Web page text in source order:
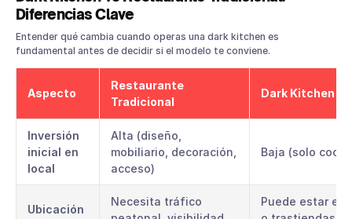
Diferencias Clave
Entender qué cambia cuando operas una dark kitchen es
fundamental antes de decidir si el modelo te conviene.
Aspecto
Restaurante
Tradicional
Dark Kitchen
Inversión
inicial en
local
Alta (diseño,
mobiliario, decoración,
acceso)
Baja (solo
Ubicación
Necesita tráfico
Puede estar en